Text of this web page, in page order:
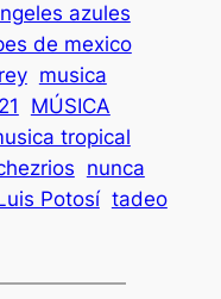
azules
de mexico
musica
MÚSICA
tropical
nunca
Potosí tadeo